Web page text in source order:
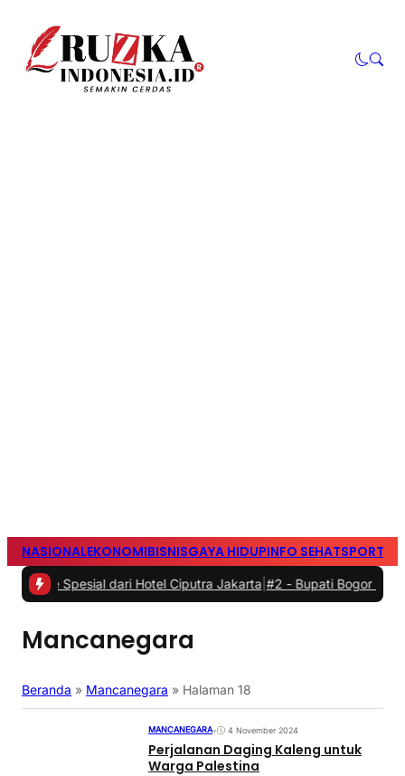
NASIONALEKONOMIBISNISGAYA HIDUPINFO SEHATSPORTS
dari Hotel Ciputra Jakarta|#2 -Bupati Bogor Rudi
Mancanegara
Beranda » Mancanegara » Halaman 18
MANCANEGARA• 4 November 2024
Perjalanan Daging Kaleng untuk
Warga Palestina